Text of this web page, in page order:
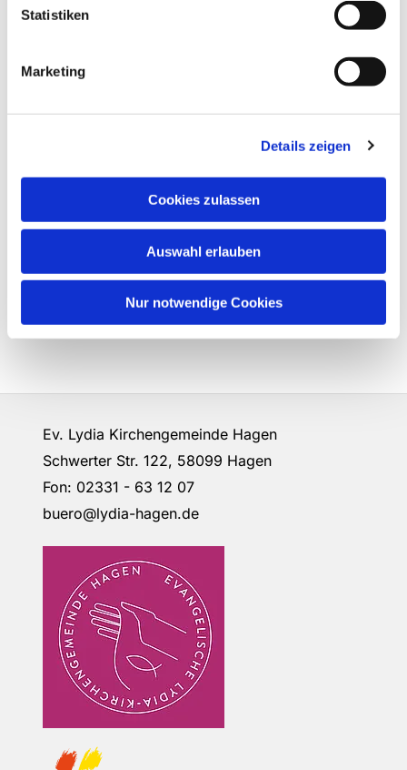
Statistiken
Marketing
Details zeigen
Cookies zulassen
Auswahl erlauben
Nur notwendige Cookies
Ev. Lydia Kirchengemeinde Hagen
Schwerter Str. 122, 58099 Hagen
Fon: 02331 - 63 12 07
buero@lydia-hagen.de